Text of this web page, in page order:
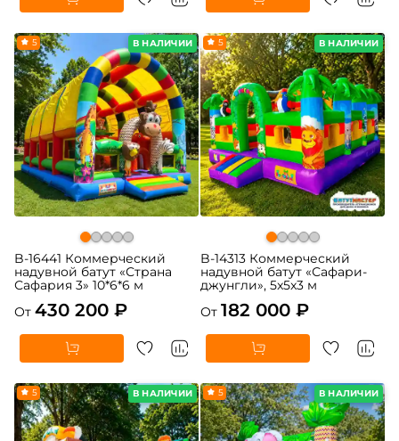
В НАЛИЧИИ
5
B-16441 Коммерческий
надувной батут «Страна
Сафария 3» 10*6*6 м
От 430 200 ₽
В НАЛИЧИИ
5
B-14313 Коммерческий
надувной батут «Сафари-
джунгли», 5x5x3 м
От 182 000 ₽
В НАЛИЧИИ
5 В НАЛИЧИИ
5